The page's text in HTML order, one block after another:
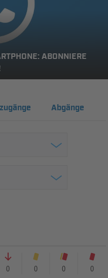
ABONNIERE
Abgänge
0 0 0 0